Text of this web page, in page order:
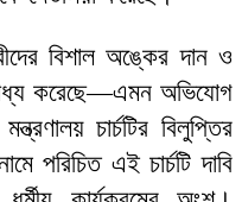
বিশাল অঙ্কের দান ও
করেছে—এমন অভিযোগ
চার্চটির বিলুপ্তির
পরিচিত এই চার্চটি দাবি